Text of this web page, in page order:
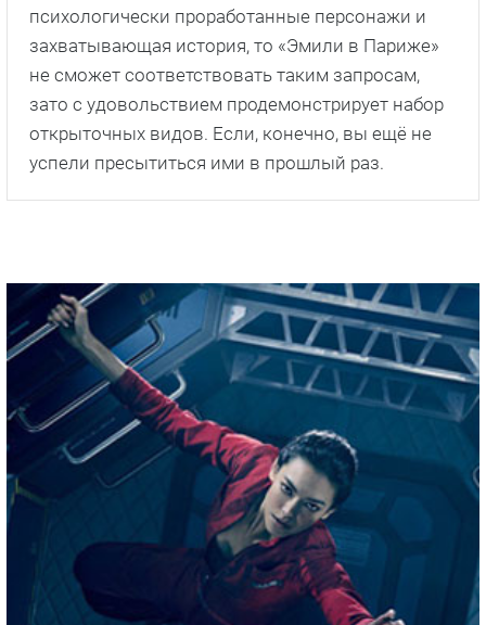
психологически проработанные персонажи и
захватывающая история, то «Эмили в Париже»
не сможет соответствовать таким запросам,
зато с удовольствием продемонстрирует набор
открыточных видов. Если, конечно, вы ещё не
успели пресытиться ими в прошлый раз.